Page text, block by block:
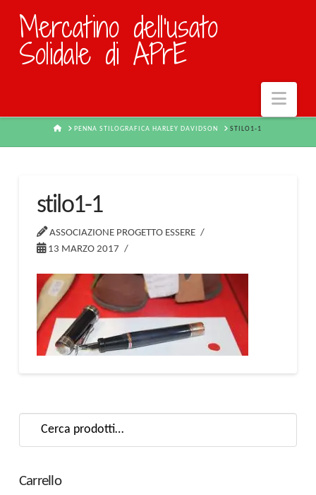
Mercatino dell'usato
Solidale di APrE
HOMEPENNA STILOGRAFICA HARLEY DAVIDSON STILO1-1
stilo1-1
ASSOCIAZIONE PROGETTO ESSERE
13 MARZO 2017
Carrello